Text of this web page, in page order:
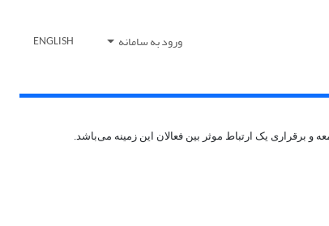
ورود به سامانه ENGLISH
برقراری یک ارتباط موثر بین فعالان این زمینه می‌باشد.